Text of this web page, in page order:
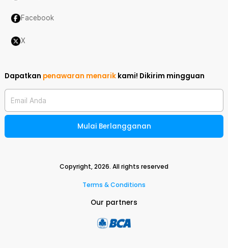
Facebook
X
Dapatkan penawaran menarik kami! Dikirim mingguan
Email Anda
Mulai Berlangganan
Copyright,2026. All rights reserved
Terms & Conditions
Our partners